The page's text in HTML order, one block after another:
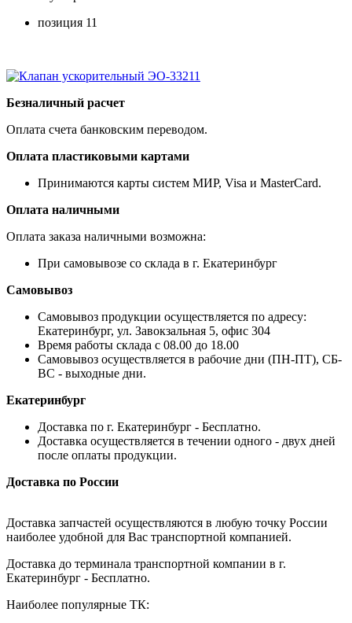
позиция 11
Безналичный расчет
Оплата счета банковским переводом.
Оплата пластиковыми картами
Принимаются карты систем МИР, Visa и MasterCard.
Оплата наличными
Оплата заказа наличными возможна:
При самовывозе со склада в г. Екатеринбург
Самовывоз
Самовывоз продукции осуществляется по адресу:
Екатеринбург, ул. Завокзальная 5, офис 304
Время работы склада с 08.00 до 18.00
Самовывоз осуществляется в рабочие дни (ПН-ПТ), СБ-
ВС - выходные дни.
Екатеринбург
Доставка по г. Екатеринбург - Бесплатно.
Доставка осуществляется в течении одного - двух дней
после оплаты продукции.
Доставка по России
Доставка запчастей осуществляются в любую точку России
наиболее удобной для Вас транспортной компанией.
Доставка до терминала транспортной компании в г.
Екатеринбург - Бесплатно.
Наиболее популярные ТК: